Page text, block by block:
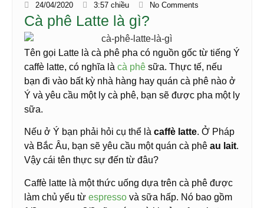
24/04/2020 3:57 chiều No Comments
Cà phê Latte là gì?
Tên gọi Latte là cà phê pha có nguồn gốc từ tiếng Ý
caffè latte, có nghĩa là cà phê sữa. Thực tế, nếu
bạn đi vào bất kỳ nhà hàng hay quán cà phê nào ở
Ý và yêu cầu một ly cà phê, bạn sẽ được pha một ly
sữa.
Nếu ở Ý bạn phải hỏi cụ thể là caffè latte. Ở Pháp
và Bắc Âu, bạn sẽ yêu cầu một quán cà phê au lait.
Vậy cái tên thực sự đến từ đâu?
Caffè latte là một thức uống dựa trên cà phê được
làm chủ yếu từ espresso và sữa hấp. Nó bao gồm